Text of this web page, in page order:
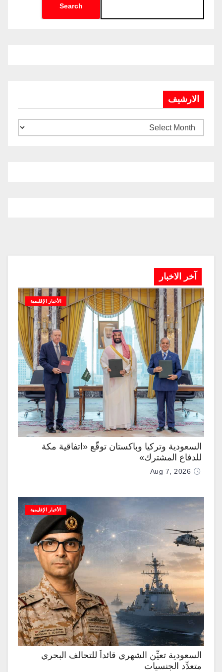
Search
الارشيف
آخر الاخبار
الأخبار الإقليمية
السعودية وتركيا وباكستان توقّع «اتفاقية مكة
للدفاع المشترك»
Aug 7, 2026
الأخبار الإقليمية
السعودية تعيِّن الشهري قائداً للتحالف البحري
متعدِّد الجنسيات